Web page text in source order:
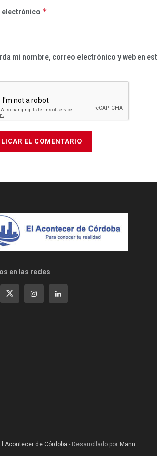
electrónico *
mi nombre, correo electrónico y web en
en las redes
Acontecer de Córdoba - Desarrollado por Mann